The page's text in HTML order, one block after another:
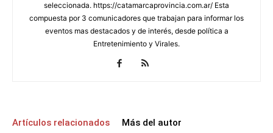
seleccionada. https://catamarcaprovincia.com.ar/ Esta
compuesta por 3 comunicadores que trabajan para informar los
eventos mas destacados y de interés, desde política a
Entretenimiento y Virales.
Artículos relacionados Más del autor